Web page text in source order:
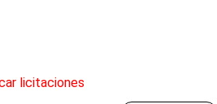
licitaciones